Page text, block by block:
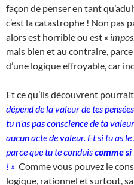
façon de penser en tant
c’est la catastrophe ! Non pas
alors est horrible ou est «
mais bien et au contraire,
d’une logique effroyable, car
Et ce qu’ils découvrent
dépend de la valeur de tes
tu n’as pas conscience de ta
aucun acte de valeur. Et si tu as le
parce que tu te conduiscomme si
! » Comme vous pouvez le
logique, rationnel et surtout,